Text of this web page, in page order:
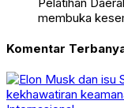
membuka
Komentar